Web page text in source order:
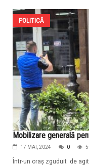
POLITICĂ
Mobilizare generală
17 MAI, 2024 0
Într-un oraș zguduit de